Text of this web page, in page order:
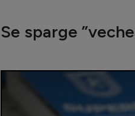
Se sparge